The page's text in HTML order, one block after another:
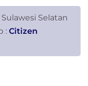
Selatan
: Citizen